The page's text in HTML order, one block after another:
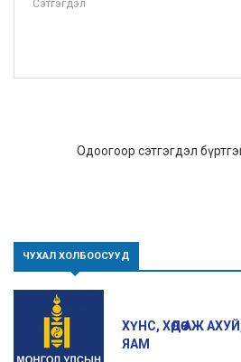
Одоогоор сэтгэгдэл
ЧУХАЛ ХОЛБООСУУД
ХҮНС, ХӨДӨӨ АЖ
ЯАМ